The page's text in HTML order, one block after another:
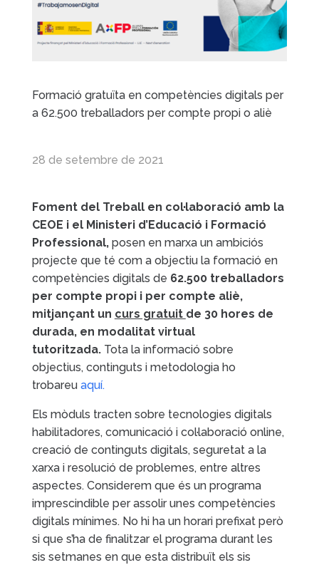
Formació gratuïta en competències digitals per
a 62.500 treballadors per compte propi o aliè
28 de setembre de 2021
Foment del Treball en col·laboració amb la
CEOE i el Ministeri d’Educació i Formació
Professional, posen en marxa un ambiciós
projecte que té com a objectiu la formació en
competències digitals de 62.500 treballadors
per compte propi i per compte aliè,
mitjançant un curs gratuit de 30 hores de
durada, en modalitat virtual
tutoritzada. Tota la informació sobre
objectius, continguts i metodologia ho
trobareu aquí.
Els mòduls tracten sobre tecnologies digitals
habilitadores, comunicació i col·laboració online,
creació de continguts digitals, seguretat a la
xarxa i resolució de problemes, entre altres
aspectes. Considerem que és un programa
imprescindible per assolir unes competències
digitals mínimes. No hi ha un horari prefixat però
si que s’ha de finalitzar el programa durant les
sis setmanes en que esta distribuït els sis